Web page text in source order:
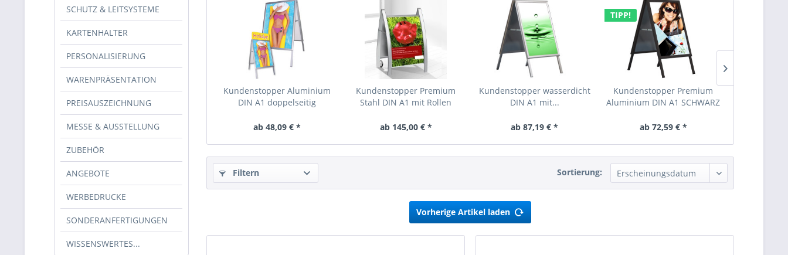
SCHUTZ & LEITSYSTEME
KARTENHALTER
PERSONALISIERUNG
WARENPRÄSENTATION
PREISAUSZEICHNUNG
MESSE & AUSSTELLUNG
ZUBEHÖR
ANGEBOTE
WERBEDRUCKE
SONDERANFERTIGUNGEN
WISSENSWERTES...
Kundenstopper Aluminium
DIN A1 doppelseitig
ab 48,09 € *
Kundenstopper Premium
Stahl DIN A1 mit Rollen
ab 145,00 € *
Kundenstopper wasserdicht
DIN A1 mit...
ab 87,19 € *
TIPP!
Kundenstopper Premium
Aluminium DIN A1 SCHWARZ
ab 72,59 € *
Filtern Sortierung:
Vorherige Artikel laden